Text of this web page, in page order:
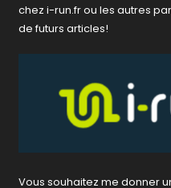
chez i-run.fr ou les autres
de futurs articles!
Vous souhaitez me donner